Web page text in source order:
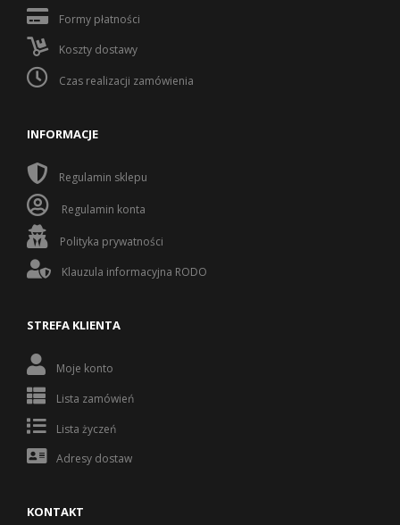
Formy płatności
Koszty dostawy
Czas realizacji zamówienia
INFORMACJE
Regulamin sklepu
Regulamin konta
Polityka prywatności
Klauzula informacyjna RODO
STREFA KLIENTA
Moje konto
Lista zamówień
Lista życzeń
Adresy dostaw
KONTAKT